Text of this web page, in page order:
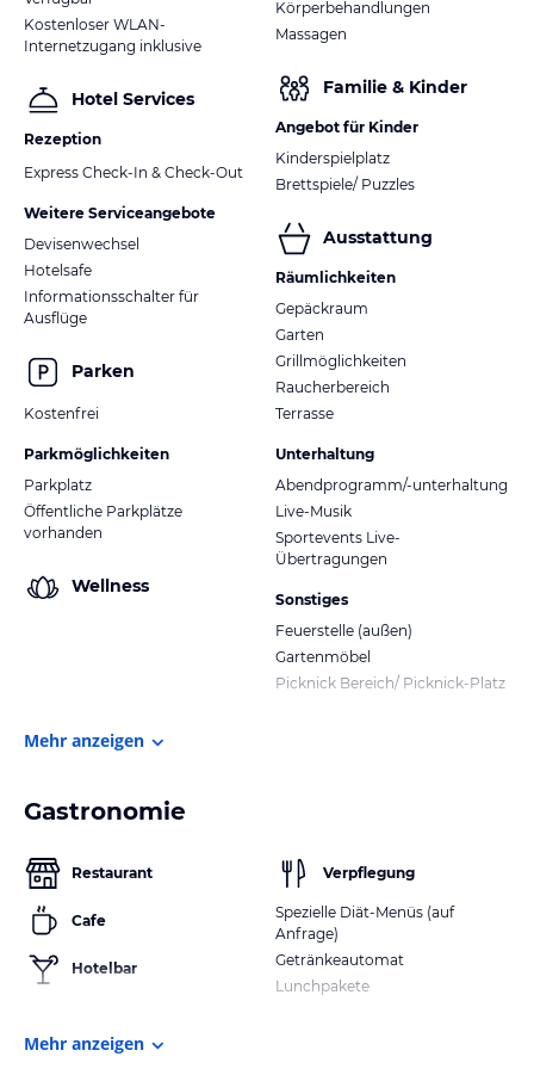
Kostenloser WLAN-
Internetzugang inklusive
Hotel Services
Rezeption
Express Check-In & Check-Out
Weitere Serviceangebote
Devisenwechsel
Hotelsafe
Informationsschalter für
Ausflüge
Parken
Kostenfrei
Parkmöglichkeiten
Parkplatz
Öffentliche Parkplätze
vorhanden
Wellness
Körperbehandlungen
Massagen
Familie & Kinder
Angebot für Kinder
Kinderspielplatz
Brettspiele/ Puzzles
Ausstattung
Räumlichkeiten
Gepäckraum
Garten
Grillmöglichkeiten
Raucherbereich
Terrasse
Unterhaltung
Abendprogramm/-unterhaltung
Live-Musik
Sportevents Live-
Übertragungen
Sonstiges
Feuerstelle (außen)
Gartenmöbel
Picknick Bereich/ Picknick-Platz
Mehr anzeigen
Gastronomie
Restaurant
Cafe
Hotelbar
Verpflegung
Spezielle Diät-Menüs (auf
Anfrage)
Getränkeautomat
Lunchpakete
Mehr anzeigen